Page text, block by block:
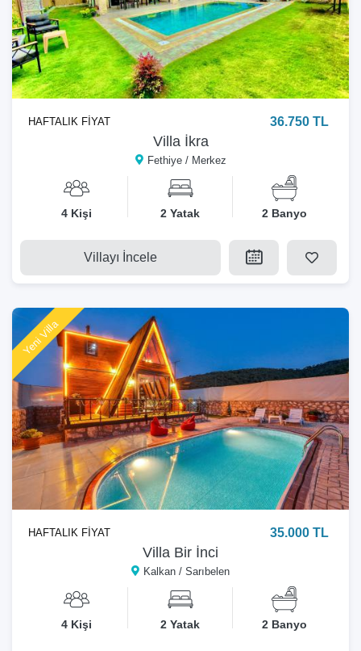
Villa İkra
Fethiye / Merkez
HAFTALIK FİYAT 36.750 TL
4 Kişi 2 Yatak 2 Banyo
Villayı İncele
Yeni Villa
Villa Bir İnci
Kalkan / Sarıbelen
HAFTALIK FİYAT 35.000 TL
4 Kişi 2 Yatak 2 Banyo